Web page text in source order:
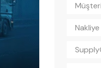
Nakliye